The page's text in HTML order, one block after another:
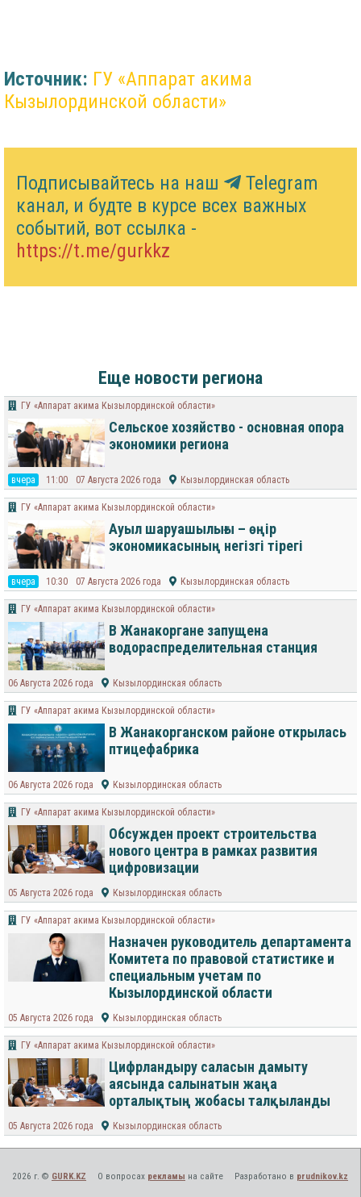
Источник: ГУ «Аппарат акима
Кызылординской области»
Подписывайтесь на наш
Telegram
канал, и будте в курсе всех важных
событий, вот ссылка -
https://t.me/gurkkz
Еще новости региона
ГУ «Аппарат акима Кызылординской области»
Сельское хозяйство - основная опора
экономики региона
вчера 11:00 07 Августа 2026 года Кызылординская область
ГУ «Аппарат акима Кызылординской области»
Ауыл шаруашылығы – өңір
экономикасының негізгі тірегі
вчера 10:30 07 Августа 2026 года Кызылординская область
ГУ «Аппарат акима Кызылординской области»
В Жанакоргане запущена
водораспределительная станция
06 Августа 2026 года Кызылординская область
ГУ «Аппарат акима Кызылординской области»
В Жанакорганском районе открылась
птицефабрика
06 Августа 2026 года Кызылординская область
ГУ «Аппарат акима Кызылординской области»
Обсужден проект строительства
нового центра в рамках развития
цифровизации
05 Августа 2026 года Кызылординская область
ГУ «Аппарат акима Кызылординской области»
Назначен руководитель департамента
Комитета по правовой статистике и
специальным учетам по
Кызылординской области
05 Августа 2026 года Кызылординская область
ГУ «Аппарат акима Кызылординской области»
Цифрландыру саласын дамыту
аясында салынатын жаңа
орталықтың жобасы талқыланды
05 Августа 2026 года Кызылординская область
2026 г. © GURK.KZ О вопросах рекламы на сайте Разработано в prudnikov.kz